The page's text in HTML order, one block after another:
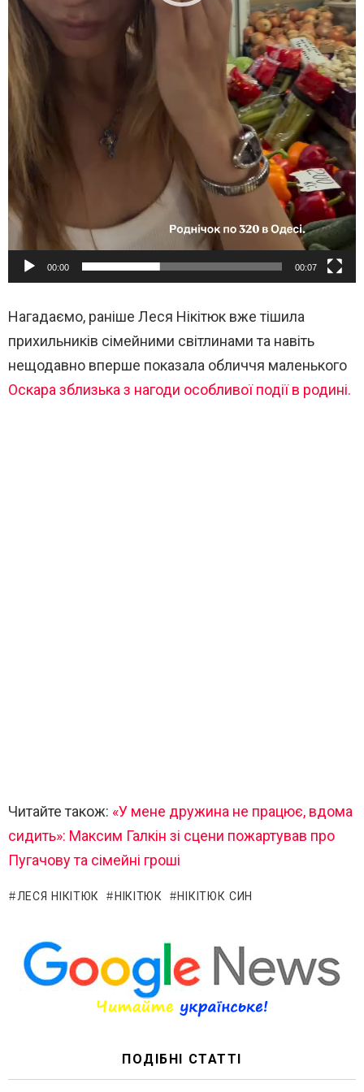
00:00 00:07
Нагадаємо, раніше Леся Нікітюк вже тішила
прихильників сімейними світлинами та навіть
нещодавно вперше показала обличчя маленького
Оскара зблизька з нагоди особливої події в родині.
Читайте також: «У мене дружина не працює, вдома
сидить»: Максим Галкін зі сцени пожартував про
Пугачову та сімейні гроші
ЛЕСЯ НІКІТЮК НІКІТЮК НІКІТЮК СИН
ПОДІБНІ СТАТТІ